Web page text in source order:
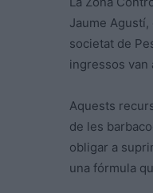
Jaume
societat de
ingressos van
Aquests
de les
obligar a
una fórmula